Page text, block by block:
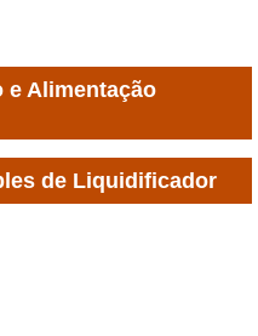
e Alimentação
de Liquidificador